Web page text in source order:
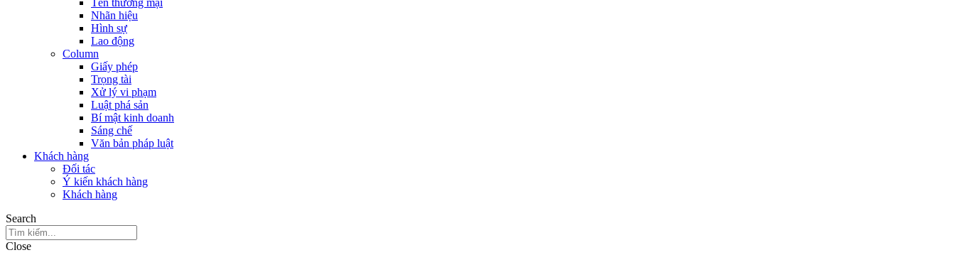
Tên thương mại
Nhãn hiệu
Hình sự
Lao động
Column
Giấy phép
Trọng tài
Xử lý vi phạm
Luật phá sản
Bí mật kinh doanh
Sáng chế
Văn bản pháp luật
Khách hàng
Đối tác
Ý kiến khách hàng
Khách hàng
Search
Close